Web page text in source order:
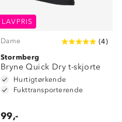
LAVPRIS
Dame (4)
Stormberg
Bryne Quick Dry t-skjorte
Hurtigtørkende
Fukttransporterende
99,-